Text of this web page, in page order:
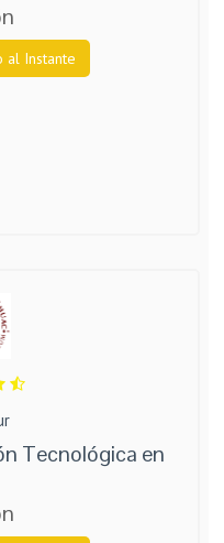
al Instante
Tecnológica en